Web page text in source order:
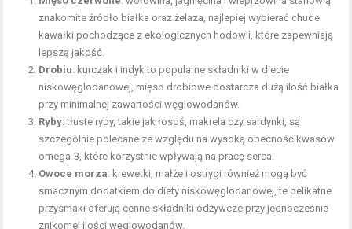
znakomiteźródło białka oraz żelaza, najlepiej wybierać chude
kawałki pochodzące z ekologicznych hodowli, które zapewniają
lepszą jakość.
Drobiu: kurczak i indyk to popularne składniki w diecie
niskowęglodanowej, mięso drobiowe dostarcza dużą ilość białka
przy minimalnej zawartości węglowodanów.
Ryby: tłuste ryby, takie jak łosoś, makrela czy sardynki, są
szczególnie polecane ze względu na wysoką obecność kwasów
omega-3, które korzystnie wpływają na pracę serca.
Owoce morza: krewetki, małże i ostrygi również mogą być
smacznym dodatkiem do diety niskowęglodanowej, te delikatne
przysmaki oferują cenne składniki odżywcze przy jednocześnie
znikomej ilości węglowodanów.